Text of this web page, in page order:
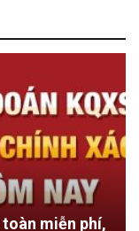
miễn phí,